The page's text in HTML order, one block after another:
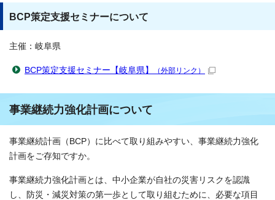
BCP策定支援セミナーについて
主催：岐阜県
BCP策定支援セミナー【岐阜県】 （外部リンク）
事業継続力強化計画について
事業継続計画（BCP）に比べて取り組みやすい、事業継続力強化
計画をご存知ですか。
事業継続力強化計画とは、中小企業が自社の災害リスクを認識
し、防災・減災対策の第一歩として取り組むために、必要な項目